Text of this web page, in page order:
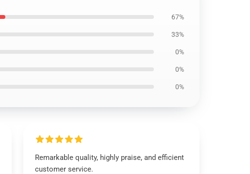
67%
33%
0%
0%
0%
Remarkable quality, highly praise, and efficient
customer service.